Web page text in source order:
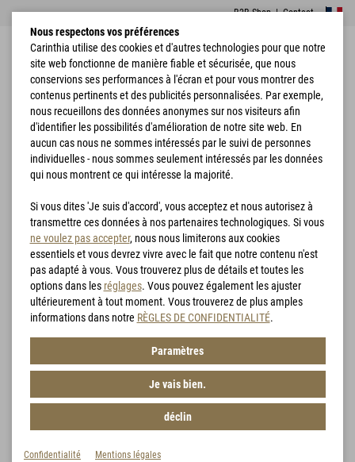
B2B Shop|Contact
Accueil Sacs de couchage D600X
Nous respectons vos préférences
Carinthia utilise des cookies et d'autres technologies pour que notre
site web fonctionne de manière fiable et sécurisée, que nous
conservions ses performances à l'écran et pour vous montrer des
contenus pertinents et des publicités personnalisées. Par exemple,
nous recueillons des données anonymes sur nos visiteurs afin
d'identifier les possibilités d'amélioration de notre site web. En
aucun cas nous ne sommes intéressés par le suivi de personnes
individuelles - nous sommes seulement intéressés par les données
qui nous montrent ce qui intéresse la majorité.
Si vous dites 'Je suis d'accord', vous acceptez et nous autorisez à
transmettre ces données à nos partenaires technologiques. Si vous
ne voulez pas accepter, nous nous limiterons aux cookies
essentiels et vous devrez vivre avec le fait que notre contenu n'est
pas adapté à vous. Vous trouverez plus de détails et toutes les
options dans les réglages. Vous pouvez également les ajuster
ultérieurement à tout moment. Vous trouverez de plus amples
informations dans notre RÈGLES DE CONFIDENTIALITÉ.
Paramètres
Je vais bien.
déclin
Confidentialité Mentions légales